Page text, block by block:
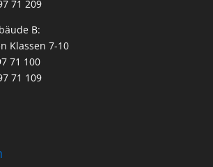
71 209
B:
Klassen 7-10
71 100
71 109